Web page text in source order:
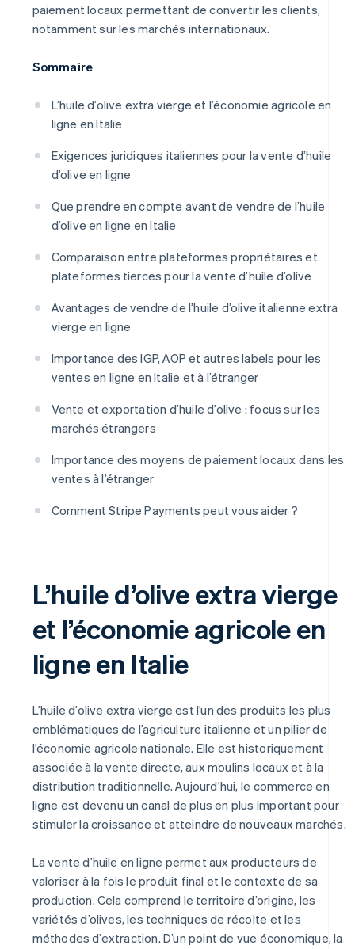
paiement locaux permettant de convertir les clients,
notamment sur les marchés internationaux.
Sommaire
L’huile d’olive extra vierge et l’économie agricole en
ligne en Italie
Exigences juridiques italiennes pour la vente d’huile
d’olive en ligne
Que prendre en compte avant de vendre de l’huile
d’olive en ligne en Italie
Comparaison entre plateformes propriétaires et
plateformes tierces pour la vente d’huile d’olive
Avantages de vendre de l’huile d’olive italienne extra
vierge en ligne
Importance des IGP, AOP et autres labels pour les
ventes en ligne en Italie et à l’étranger
Vente et exportation d’huile d’olive : focus sur les
marchés étrangers
Importance des moyens de paiement locaux dans les
ventes à l’étranger
Comment Stripe Payments peut vous aider ?
L’huile d’olive extra vierge
et l’économie agricole en
ligne en Italie
L’huile d’olive extra vierge est l’un des produits les plus
emblématiques de l’agriculture italienne et un pilier de
l’économie agricole nationale. Elle est historiquement
associée à la vente directe, aux moulins locaux et à la
distribution traditionnelle. Aujourd’hui, le commerce en
ligne est devenu un canal de plus en plus important pour
stimuler la croissance et atteindre de nouveaux marchés.
La vente d’huile en ligne permet aux producteurs de
valoriser à la fois le produit final et le contexte de sa
production. Cela comprend le territoire d’origine, les
variétés d’olives, les techniques de récolte et les
méthodes d’extraction. D’un point de vue économique, la